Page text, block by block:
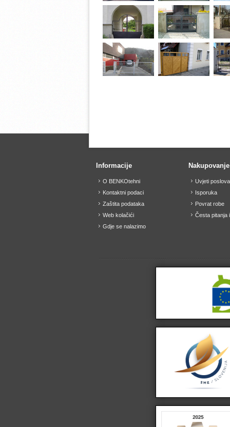
Informacije
O BENKOtehni
Kontaktni podaci
Zaštita podataka
Web kolačići
Gdje se nalazimo
Uvjeti
Isporuka
Povrat robe
Česta pitanja